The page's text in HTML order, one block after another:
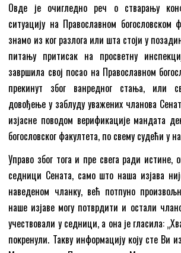
Овде је очигледно реч о стварању
ситуацију на Православном богословском
знамо из ког разлога или шта стоји у
питању притисак на просветну
завршила свој посао на Православном
прекинут због ванредног стања, или
довођење у заблуду уважених чланова
изјасне поводом верификације мандата
богословског факултета, по свему судећи у
Управо због тога и пре свега ради истине,
седници Сената, само што наша изјава
наведеном чланку, већ потпуно
наше изјаве могу потврдити и остали
учествовали у седници, а она је гласила:
покренули. Такву информацију коју сте Ви